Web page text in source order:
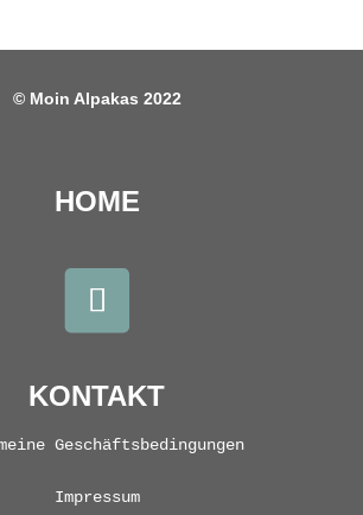
© Moin Alpakas 2022
HOME
KONTAKT
Geschäftsbedingungen
Impressum